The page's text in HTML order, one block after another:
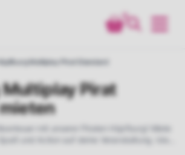
0
Hüpfburg Multiplay Pirat Standard
Pirat
mit unserer Piraten Hüpfburg! Miete
und Action auf deine Veranstaltung. Ideal